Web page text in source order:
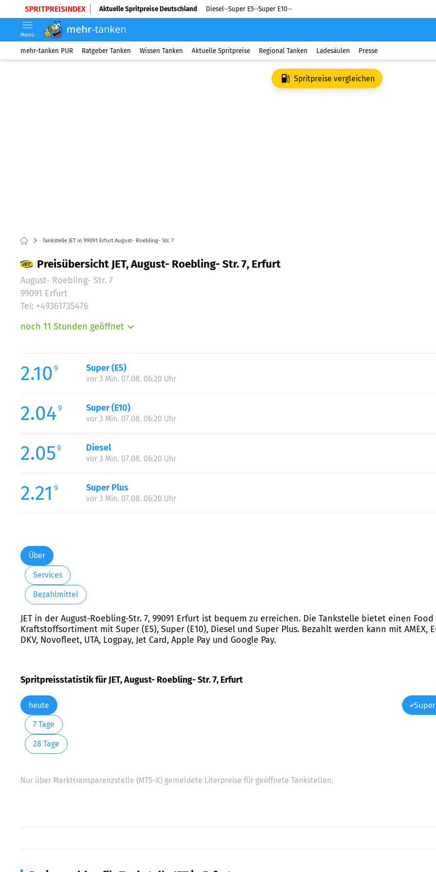
SPRITPREISINDEX Aktuelle Spritpreise Deutschland Diesel Super E5 Super E10
Menü
mehr-tanken PUR Ratgeber Tanken Wissen Tanken Aktuelle Spritpreise Regional Tanken Ladesäulen Presse
Spritpreise vergleichen
Tankstelle JET in 99091 Erfurt August- Roebling- Str. 7
Preisübersicht JET, August- Roebling- Str. 7, Erfurt
August- Roebling- Str. 7
99091 Erfurt
Tel: +49361735476
noch 11 Stunden geöffnet
Mittwoch:
Donnerstag:
Samstag:
Sonntag:
2.10 9 Super (E5)
vor 3 Min. 07.08. 06:20 Uhr
2.049 Super (E10)
vor 3 Min. 07.08. 06:20 Uhr
2.059 Diesel
vor 3 Min. 07.08. 06:20 Uhr
2.21 9 Super Plus
vor 3 Min. 07.08. 06:20 Uhr
Über
Services
Bezahlmittel
JET in der August-Roebling-Str. 7, 99091 Erfurt ist bequem zu erreichen. Die Tankstelle bietet einen
Kraftstoffsortiment mit Super (E5), Super (E10), Diesel und Super Plus. Bezahlt werden kann mit AMEX,
DKV, Novofleet, UTA, Logpay, Jet Card, Apple Pay und Google Pay.
Spritpreisstatistik für JET, August- Roebling- Str. 7, Erfurt
heute
7 Tage
28 Tage
Nur über Markttransparenzstelle (MTS-K) gemeldete Literpreise für geöffnete Tankstellen.